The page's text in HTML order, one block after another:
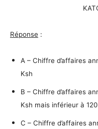
Réponse :
A – Chiffre d’affaires
Ksh
B – Chiffre d’affaires
Ksh mais inférieur à
C – Chiffre d’affaires